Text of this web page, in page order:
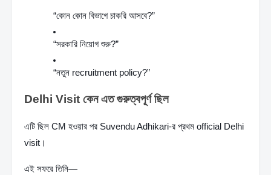
“কোন কোন বিভাগে চাকরি আসবে?”
“সরকারি নিয়োগ শুরু?”
“নতুন recruitment policy?”
Delhi Visit কেন এত গুরুত্বপূর্ণ ছিল
এটি ছিল CM হওয়ার পর Suvendu Adhikari-র প্রথম official Delhi
visit।
এই সফরে তিনি—